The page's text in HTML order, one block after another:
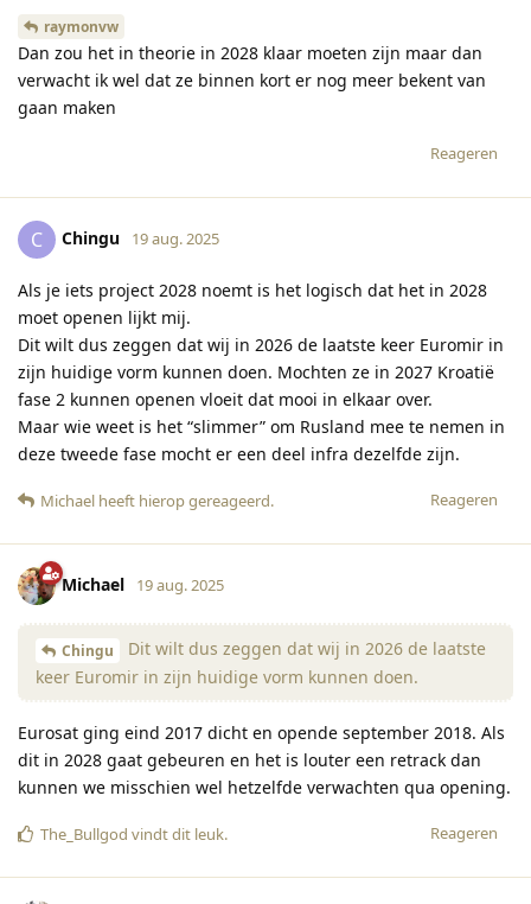
raymonvw
Dan zou het in theorie in 2028 klaar moeten zijn maar dan
verwacht ik wel dat ze binnen kort er nog meer bekent van
gaan maken
Reageren
C Chingu 19 aug. 2025
Als je iets project 2028 noemt is het logisch dat het in 2028
moet openen lijkt mij.
Dit wilt dus zeggen dat wij in 2026 de laatste keer Euromir in
zijn huidige vorm kunnen doen. Mochten ze in 2027 Kroatië
fase 2 kunnen openen vloeit dat mooi in elkaar over.
Maar wie weet is het “slimmer” om Rusland mee te nemen in
deze tweede fase mocht er een deel infra dezelfde zijn.
Reageren
Michael heeft hierop gereageerd.
Michael 19 aug. 2025
Chingu
Dit wilt dus zeggen dat wij in 2026 de laatste
keer Euromir in zijn huidige vorm kunnen doen.
Eurosat ging eind 2017 dicht en opende september 2018. Als
dit in 2028 gaat gebeuren en het is louter een retrack dan
kunnen we misschien wel hetzelfde verwachten qua opening.
Reageren
The_Bullgod vindt dit leuk.